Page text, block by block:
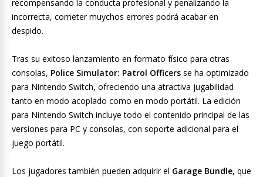
recompensando la conducta profesional y penalizando la
incorrecta, cometer muychos errores podrá acabar en
despido.
Tras su exitoso lanzamiento en formato físico para otras
consolas, Police Simulator: Patrol Officers se ha optimizado
para Nintendo Switch, ofreciendo una atractiva jugabilidad
tanto en modo acoplado como en modo portátil. La edición
para Nintendo Switch incluye todo el contenido principal de las
versiones para PC y consolas, con soporte adicional para el
juego portátil.
Los jugadores también pueden adquirir el Garage Bundle, que